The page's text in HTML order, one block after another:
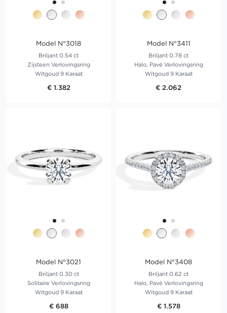
Model N°3018
Briljant 0.54 ct
Zijsteen Verlovingsring
Witgoud 9 Karaat
€ 1.382
Model N°3411
Briljant 0.78 ct
Halo, Pavé Verlovingsring
Witgoud 9 Karaat
€ 2.062
Model N°3021
Briljant 0.30 ct
Solitaire Verlovingsring
Witgoud 9 Karaat
€ 688
Model N°3408
Briljant 0.62 ct
Halo, Pavé Verlovingsring
Witgoud 9 Karaat
€ 1.578